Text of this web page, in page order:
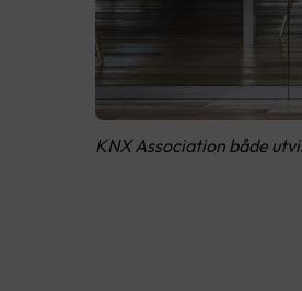
KNX Association både